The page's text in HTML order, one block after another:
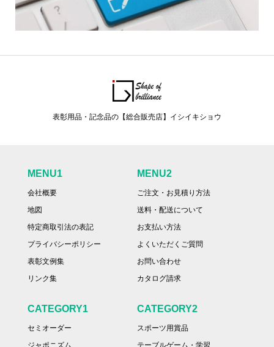
表彰用品・記念品の【総合販売店】イシイキショウ
MENU1
会社概要
地図
特定商取引法の表記
プライバシーポリシー
表彰文例集
リンク集
MENU2
ご注文・お見積り方法
送料・配送について
お支払い方法
よくいただくご質問
お問い合わせ
カタログ請求
CATEGORY1
セミオーダー
ジャポニズム
CATEGORY2
スポーツ用賞品
テーブルゲーム・学習